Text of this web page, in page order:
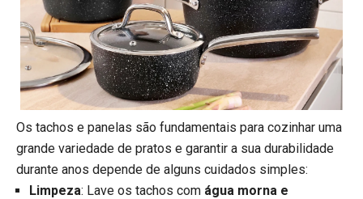
Os tachos e panelas são fundamentais para cozinhar uma
grande variedade de pratos e garantir a sua durabilidade
durante anos depende de alguns cuidados simples:
Limpeza: Lave os tachos com água morna e